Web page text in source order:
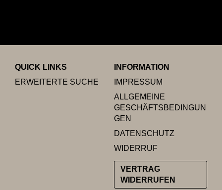
QUICK LINKS
ERWEITERTE SUCHE
INFORMATION
IMPRESSUM
ALLGEMEINE
GESCHÄFTSBEDINGUN
GEN
DATENSCHUTZ
WIDERRUF
VERTRAG
WIDERRUFEN